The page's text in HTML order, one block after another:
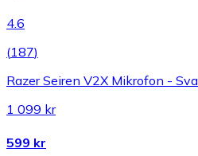
4.6
(187)
Razer Seiren V2X Mikrofon -
1 099 kr
599 kr